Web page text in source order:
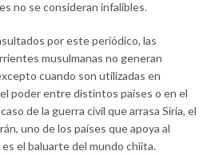
no se consideran infalibles.
por este periódico, las
musulmanas no generan
cuando son utilizadas en
poder entre distintos países o en el
de la guerra civil que arrasa Siria, el
uno de los países que apoya al
el baluarte del mundo chiita.